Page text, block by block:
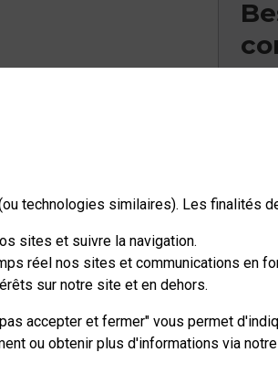
technologies similaires). Les finalités
sites et suivre la navigation.
réel nos sites et communications en
sur notre site et en dehors.
accepter et fermer" vous permet
ou obtenir plus d'informations via